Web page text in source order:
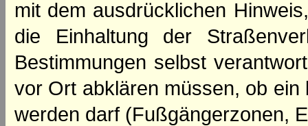
mit dem ausdrücklichen
die Einhaltung der
Bestimmungen selbst
vor Ort abklären müssen, ob
werden darf (Fußgängerzonen,